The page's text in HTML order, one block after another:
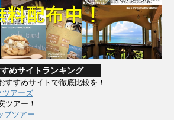
めサイトランキング
すすめサイトで徹底比較を！
ツアーズ
ツアー！
プツアー